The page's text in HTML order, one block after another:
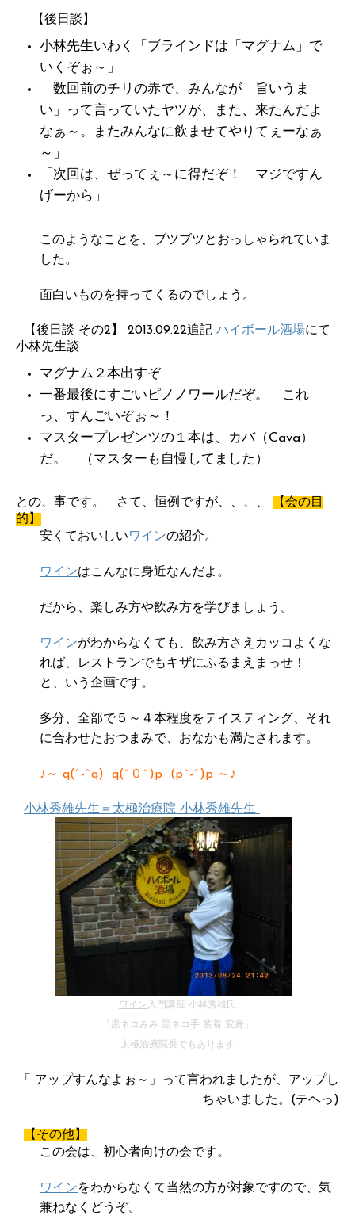
【後日談】
小林先生いわく「ブラインドは「マグナム」で
いくぞぉ～」
「数回前のチリの赤で、みんなが「旨いうま
い」って言っていたヤツが、また、来たんだよ
なぁ～。またみんなに飲ませてやりてぇーなぁ
～」
「次回は、ぜってぇ～に得だぞ！ マジですん
げーから」
このようなことを、ブツブツとおっしゃられていま
した。
面白いものを持ってくるのでしょう。
【後日談 その2】 2013.09.22追記 ハイボール酒場にて
小林先生談
マグナム２本出すぞ
一番最後にすごいピノノワールだぞ。 これ
っ、すんごいぞぉ～！
マスタープレゼンツの１本は、カバ（Cava）
だ。 （マスターも自慢してました）
との、事です。 さて、恒例ですが、、、、
【会の目
的】
安くておいしいワインの紹介。
ワインはこんなに身近なんだよ。
だから、楽しみ方や飲み方を学びましょう。
ワインがわからなくても、飲み方さえカッコよくな
れば、レストランでもキザにふるまえまっせ！
と、いう企画です。
多分、全部で５～４本程度をテイスティング、それ
に合わせたおつまみで、おなかも満たされます。
♪～ q(^-^q) q(^０^)p (p^-^)p ～♪
小林秀雄先生＝太極治療院 小林秀雄先生
ワイン 入門講座 小林秀雄氏
「黒ネコみみ 黒ネコ手 装着 変身」
太極治療院長でもあります
「 アップすんなよぉ～」って言われましたが、アップし
ちゃいました。(テヘっ)
【その他】
この会は、初心者向けの会です。
ワインをわからなくて当然の方が対象ですので、気
兼ねなくどうぞ。